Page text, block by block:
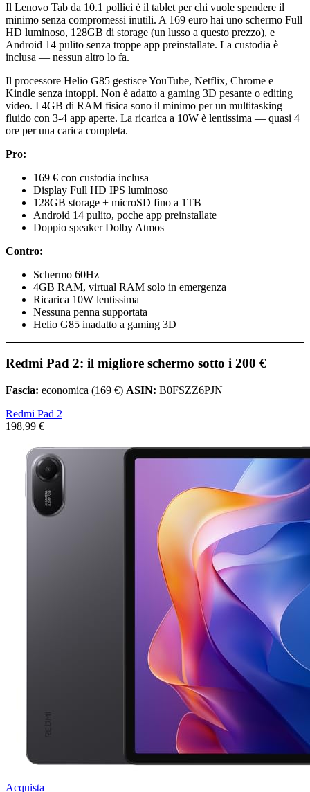
Il Lenovo Tab da 10.1 pollici è il tablet per chi vuole spendere il
minimo senza compromessi inutili. A 169 euro hai uno schermo Full
HD luminoso, 128GB di storage (un lusso a questo prezzo), e
Android 14 pulito senza troppe app preinstallate. La custodia è
inclusa — nessun altro lo fa.
Il processore Helio G85 gestisce YouTube, Netflix, Chrome e
Kindle senza intoppi. Non è adatto a gaming 3D pesante o editing
video. I 4GB di RAM fisica sono il minimo per un multitasking
fluido con 3-4 app aperte. La ricarica a 10W è lentissima — quasi 4
ore per una carica completa.
Pro:
169 € con custodia inclusa
Display Full HD IPS luminoso
128GB storage + microSD fino a 1TB
Android 14 pulito, poche app preinstallate
Doppio speaker Dolby Atmos
Contro:
Schermo 60Hz
4GB RAM, virtual RAM solo in emergenza
Ricarica 10W lentissima
Nessuna penna supportata
Helio G85 inadatto a gaming 3D
Redmi Pad 2: il migliore schermo sotto i 200 €
Fascia: economica (169 €) ASIN: B0FSZZ6PJN
Redmi Pad 2
198,99 €
Acquista